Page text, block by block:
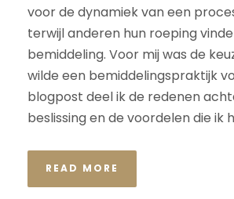
voor de dynamiek van een
terwijl anderen hun roeping
bemiddeling. Voor mij was de
wilde een bemiddelingspraktijk
blogpost deel ik de redenen
beslissing en de voordelen die ik
READ MORE